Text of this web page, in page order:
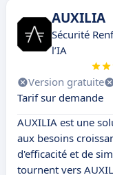
AUXILIA
Sécurité
l’IA
Version gratuite
Tarif sur demande
AUXILIA est une
aux besoins
d'efficacité et de
tournent vers